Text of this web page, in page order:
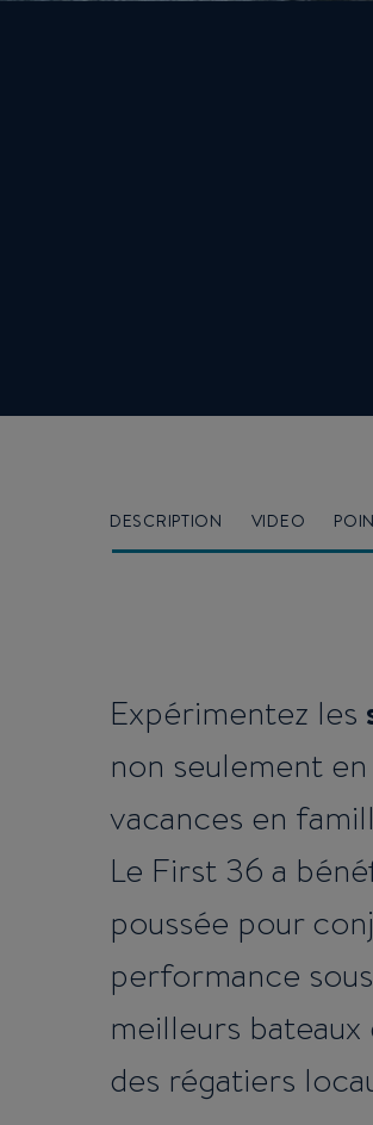
DESCRIPTION VIDEO
Expérimentez les
non seulement
vacances en
Le First 36 a
poussée pour
performance
meilleurs
des régatiers